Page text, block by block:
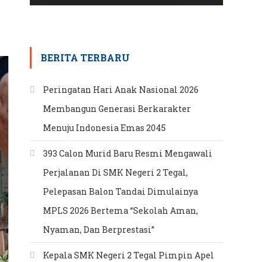
BERITA TERBARU
Peringatan Hari Anak Nasional 2026
Membangun Generasi Berkarakter
Menuju Indonesia Emas 2045
393 Calon Murid Baru Resmi Mengawali
Perjalanan Di SMK Negeri 2 Tegal,
Pelepasan Balon Tandai Dimulainya
MPLS 2026 Bertema “Sekolah Aman,
Nyaman, Dan Berprestasi”
Kepala SMK Negeri 2 Tegal Pimpin Apel